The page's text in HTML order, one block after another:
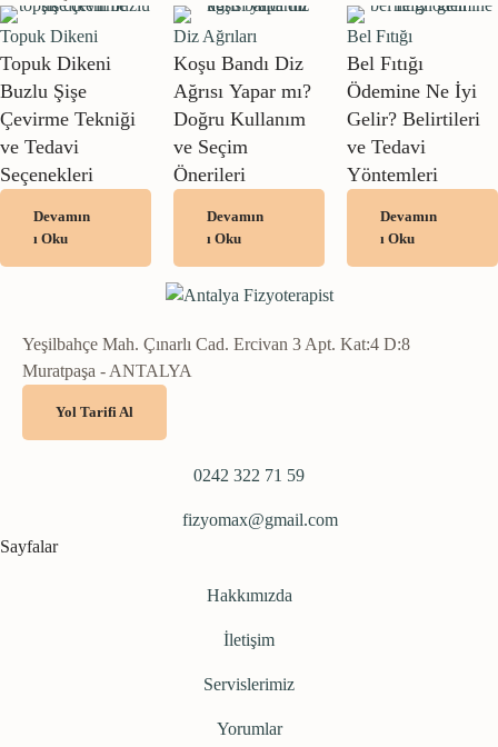
Topuk Dikeni
Topuk Dikeni
Buzlu Şişe
Çevirme Tekniği
ve Tedavi
Seçenekleri
Devamın
ı Oku
Diz Ağrıları
Koşu Bandı Diz
Ağrısı Yapar mı?
Doğru Kullanım
ve Seçim
Önerileri
Devamın
ı Oku
Bel Fıtığı
Bel Fıtığı
Ödemine Ne İyi
Gelir? Belirtileri
ve Tedavi
Yöntemleri
Devamın
ı Oku
Yeşilbahçe Mah. Çınarlı Cad. Ercivan 3 Apt. Kat:4 D:8
Muratpaşa - ANTALYA
Yol Tarifi Al
0242 322 71 59
fizyomax@gmail.com
Sayfalar
Hakkımızda
İletişim
Servislerimiz
Yorumlar